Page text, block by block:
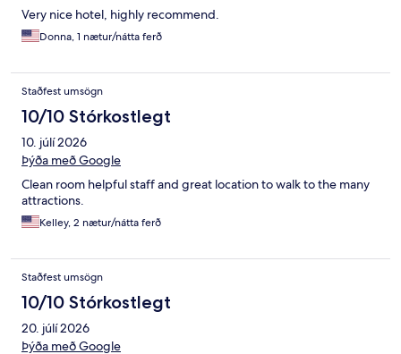
Very nice hotel, highly recommend.
Donna, 1 nætur/nátta ferð
Staðfest umsögn
10/10 Stórkostlegt
10. júlí 2026
Þýða með Google
Clean room helpful staff and great location to walk to the many
attractions.
Kelley, 2 nætur/nátta ferð
Staðfest umsögn
10/10 Stórkostlegt
20. júlí 2026
Þýða með Google